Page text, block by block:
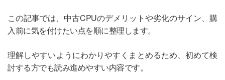
この記事では、中古CPUのデメリットや劣化のサイン、購
入前に気を付けたい点を順に整理します。
理解しやすいようにわかりやすくまとめるため、初めて検
討する方でも読み進めやすい内容です。